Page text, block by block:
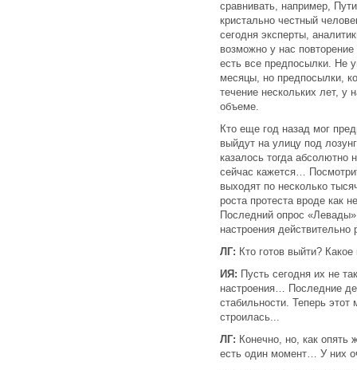
сравнивать, например,
кристально честный
сегодня эксперты,
возможно у нас
есть все предпосылки. Не
месяцы, но предпосылки,
течение нескольких лет, у
объеме.
Кто еще год назад мог
выйдут на улицу под
казалось тогда абсолютно
сейчас кажется…
выходят по несколько
роста протеста вроде как
Последний опрос
настроения
ЛГ: Кто готов выйти? Какое
ИЯ: Пусть сегодня их не
настроения… Последние
стабильности. Теперь
строилась...
ЛГ: Конечно, но, как опять
есть один момент… У них